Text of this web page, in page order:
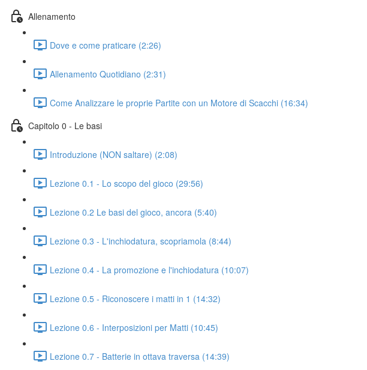
Allenamento
Dove e come praticare (2:26)
Allenamento Quotidiano (2:31)
Come Analizzare le proprie Partite con un Motore di Scacchi (16:34)
Capitolo 0 - Le basi
Introduzione (NON saltare) (2:08)
Lezione 0.1 - Lo scopo del gioco (29:56)
Lezione 0.2 Le basi del gioco, ancora (5:40)
Lezione 0.3 - L'inchiodatura, scopriamola (8:44)
Lezione 0.4 - La promozione e l'inchiodatura (10:07)
Lezione 0.5 - Riconoscere i matti in 1 (14:32)
Lezione 0.6 - Interposizioni per Matti (10:45)
Lezione 0.7 - Batterie in ottava traversa (14:39)